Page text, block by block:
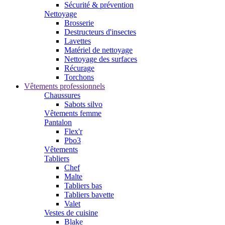
Sécurité & prévention
Nettoyage
Brosserie
Destructeurs d'insectes
Lavettes
Matériel de nettoyage
Nettoyage des surfaces
Récurage
Torchons
Vêtements professionnels
Chaussures
Sabots silvo
Vêtements femme
Pantalon
Flex'r
Pbo3
Vêtements
Tabliers
Chef
Malte
Tabliers bas
Tabliers bavette
Valet
Vestes de cuisine
Blake